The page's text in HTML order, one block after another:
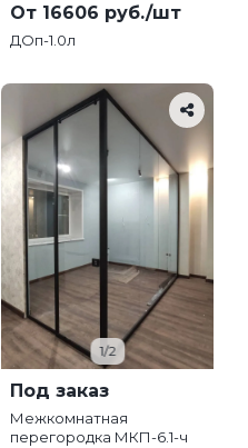
От 16606 руб./шт
ДОп-1.0л
1/2
Под заказ
Межкомнатная
перегородка МКП-6.1-ч